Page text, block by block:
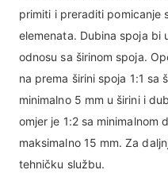
primiti i preraditi pomicanje
elemenata. Dubina spoja bi
odnosu sa širinom spoja.
na prema širini spoja 1:1 sa
minimalno 5 mm u širini i
omjer je 1:2 sa minimalnom
maksimalno 15 mm. Za
tehničku službu.